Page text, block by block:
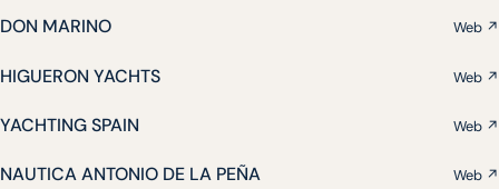
DON MARINO Web ↗
HIGUERON YACHTS Web ↗
YACHTING SPAIN Web ↗
NAUTICA ANTONIO DE LA PEÑA Web ↗